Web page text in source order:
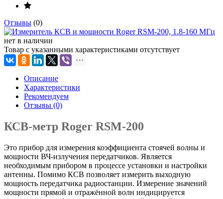
Отзывы (0)
нет в наличии
Товар с указанными характеристиками отсутствует
Описание
Характеристики
Рекомендуем
Отзывы (0)
КСВ-метр Roger RSM-200
Это прибор для измерения коэффициента стоячей волны и
мощности ВЧ-излучения передатчиков. Является
необходимым прибором в процессе установки и настройки
антенны. Помимо КСВ позволяет измерить выходную
мощность передатчика радиостанции. Измерение значений
мощности прямой и отражённой волн индицируется